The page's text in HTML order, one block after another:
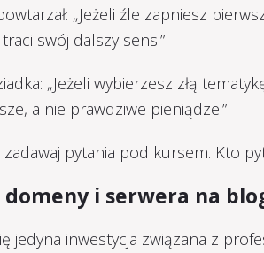
„Jeżeli źle zapniesz
swój dalszy sens.”
„Jeżeli wybierzesz złą
a nie prawdziwe pieniądze.”
pytania pod kursem. Kto
domeny i serwera na
jedyna inwestycja związana z